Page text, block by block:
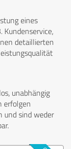
eines
Kundenservice,
detaillierten
unabhängig
erfolgen
und sind weder